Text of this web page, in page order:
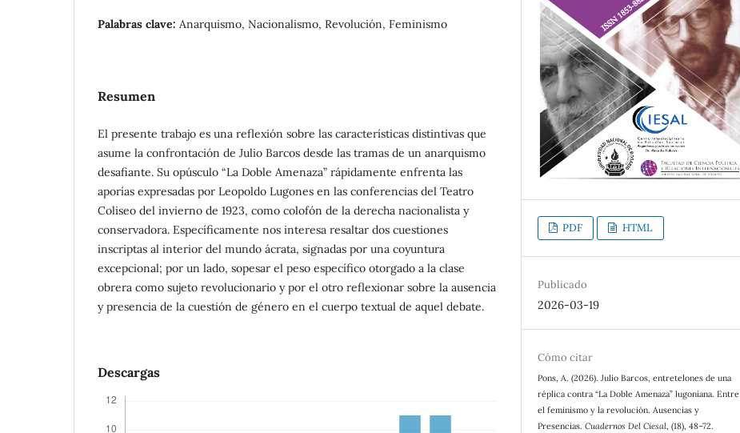
Palabras clave: Anarquismo, Nacionalismo, Revolución, Feminismo
Resumen
El presente trabajo es una reflexión sobre las características distintivas que
asume la confrontación de Julio Barcos desde las tramas de un anarquismo
desafiante. Su opúsculo “La Doble Amenaza” rápidamente enfrenta las
aporías expresadas por Leopoldo Lugones en las conferencias del Teatro
Coliseo del invierno de 1923, como colofón de la derecha nacionalista y
conservadora. Específicamente nos interesa resaltar dos cuestiones
inscriptas al interior del mundo ácrata, signadas por una coyuntura
excepcional; por un lado, sopesar el peso específico otorgado a la clase
obrera como sujeto revolucionario y por el otro reflexionar sobre la ausencia
y presencia de la cuestión de género en el cuerpo textual de aquel debate.
Descargas
PDF HTML
Publicado
2026-03-19
Cómo citar
Pons, A. (2026). Julio Barcos, entretelones de una
réplica contra “La Doble Amenaza” lugoniana. Entre
el feminismo y la revolución. Ausencias y
Presencias.Cuadernos Del Ciesal, (18), 48–72.